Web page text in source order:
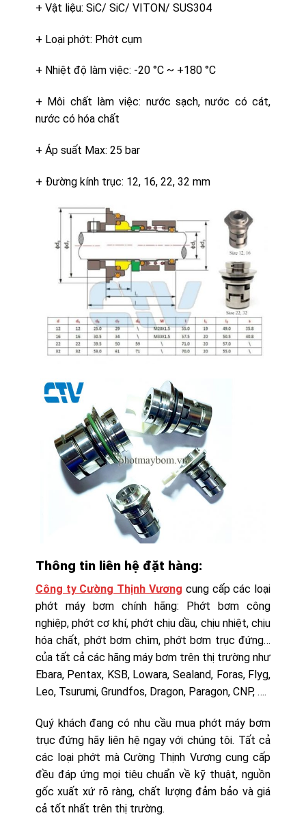
+ Vật liệu: SiC/ SiC/ VITON/ SUS304
+ Loại phớt: Phớt cụm
+ Nhiệt độ làm việc: -20 °C ~ +180 °C
+ Môi chất làm việc: nước sạch, nước có cát,
nước có hóa chất
+ Áp suất Max: 25 bar
+ Đường kính trục: 12, 16, 22, 32 mm
Thông tin liên hệ đặt hàng:
Công ty Cường Thịnh Vương cung cấp các loại
phớt máy bơm chính hãng: Phớt bơm công
nghiệp, phớt cơ khí, phớt chịu dầu, chịu nhiệt, chịu
hóa chất, phớt bơm chìm, phớt bơm trục đứng…
của tất cả các hãng máy bơm trên thị trường như
Ebara, Pentax, KSB, Lowara, Sealand, Foras, Flyg,
Leo, Tsurumi, Grundfos, Dragon, Paragon, CNP, ….
Quý khách đang có nhu cầu mua phớt máy bơm
trục đứng hãy liên hệ ngay với chúng tôi. Tất cả
các loại phớt mà Cường Thịnh Vương cung cấp
đều đáp ứng mọi tiêu chuẩn về kỹ thuật, nguồn
gốc xuất xứ rõ ràng, chất lượng đảm bảo và giá
cả tốt nhất trên thị trường.